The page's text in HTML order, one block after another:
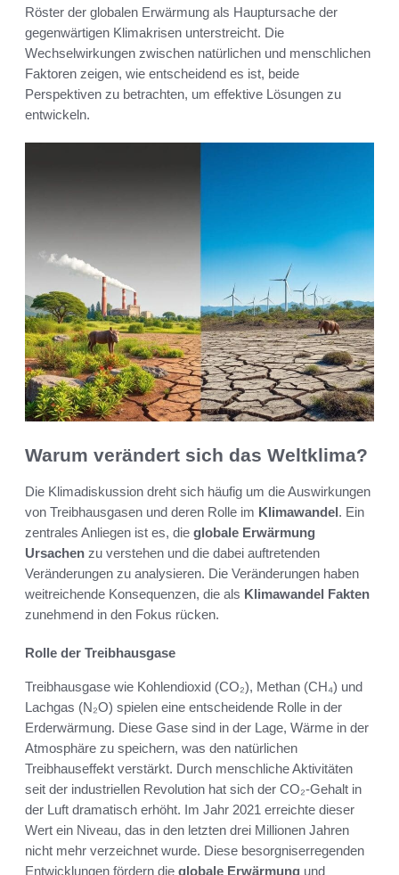
Röster der globalen Erwärmung als Hauptursache der
gegenwärtigen Klimakrisen unterstreicht. Die
Wechselwirkungen zwischen natürlichen und menschlichen
Faktoren zeigen, wie entscheidend es ist, beide
Perspektiven zu betrachten, um effektive Lösungen zu
entwickeln.
Warum verändert sich das Weltklima?
Die Klimadiskussion dreht sich häufig um die Auswirkungen
von Treibhausgasen und deren Rolle im Klimawandel. Ein
zentrales Anliegen ist es, die globale Erwärmung
Ursachen zu verstehen und die dabei auftretenden
Veränderungen zu analysieren. Die Veränderungen haben
weitreichende Konsequenzen, die als Klimawandel Fakten
zunehmend in den Fokus rücken.
Rolle der Treibhausgase
Treibhausgase wie Kohlendioxid (CO₂), Methan (CH₄) und
Lachgas (N₂O) spielen eine entscheidende Rolle in der
Erderwärmung. Diese Gase sind in der Lage, Wärme in der
Atmosphäre zu speichern, was den natürlichen
Treibhauseffekt verstärkt. Durch menschliche Aktivitäten
seit der industriellen Revolution hat sich der CO₂-Gehalt in
der Luft dramatisch erhöht. Im Jahr 2021 erreichte dieser
Wert ein Niveau, das in den letzten drei Millionen Jahren
nicht mehr verzeichnet wurde. Diese besorgniserregenden
Entwicklungen fördern die globale Erwärmung und